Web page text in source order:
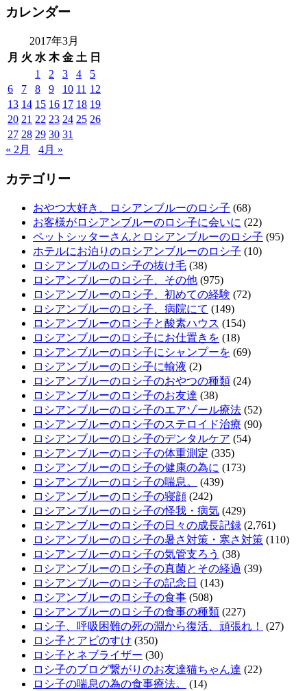
カ
カレンダー
2017年3月
月 火 水 木 金 土 日
1
2 3 4
5
6
7 8 9 10 11 12
13 14 15 16 17 18 19
20 21 22 23 24 25 26
27 28 29 30 31
« 2月
4月 »
カテゴリー
おやつ大好き、ロシアンブルーのロシ子 (68)
お客様がロシアンブルーのロシ子に会いに (22)
ペットシッターさんとロシアンブルーのロシ子 (95)
ホテルにお泊りのロシアンブルーのロシ子 (10)
ロシアンブルのロシ子の抜け毛 (38)
ロシアンブルーのロシ子、その他 (975)
ロシアンブルーのロシ子、初めての経験 (72)
ロシアンブルーのロシ子、病院にて (149)
ロシアンブルーのロシ子と酸素ハウス (154)
ロシアンブルーのロシ子にお仕置きを (18)
ロシアンブルーのロシ子にシャンプーを (69)
ロシアンブルーのロシ子に輸液 (2)
ロシアンブルーのロシ子のおやつの種類 (24)
ロシアンブルーのロシ子のお友達 (38)
ロシアンブルーのロシ子のエアゾール療法 (52)
ロシアンブルーのロシ子のステロイド治療 (90)
ロシアンブルーのロシ子のデンタルケア (54)
ロシアンブルーのロシ子の体重測定 (335)
ロシアンブルーのロシ子の健康の為に (173)
ロシアンブルーのロシ子の喘息。
(439)
ロシアンブルーのロシ子の寝顔 (242)
ロシアンブルーのロシ子の怪我・病気 (429)
ロシアンブルーのロシ子の日々の成長記録 (2,761)
ロシアンブルーのロシ子の暑さ対策・寒さ対策 (110)
ロシアンブルーのロシ子の気管支ろう (38)
ロシアンブルーのロシ子の真菌とその経過 (39)
ロシアンブルーのロシ子の記念日 (143)
ロシアンブルーのロシ子の食事 (508)
ロシアンブルーのロシ子の食事の種類 (227)
ロシ子、呼吸困難の死の淵から復活、頑張れ！
(27)
ロシ子とアビのすけ (350)
ロシ子とネブライザー (30)
ロシ子のブログ繋がりのお友達猫ちゃん達 (22)
ロシ子の喘息の為の食事療法。
(14)